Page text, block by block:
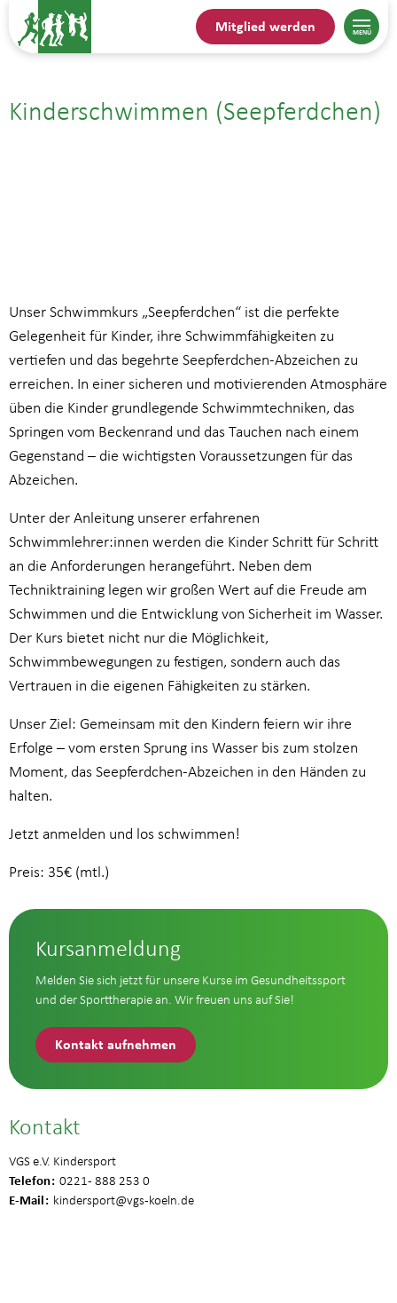
Mitglied werden
Kinderschwimmen (Seepferdchen)
Unser Schwimmkurs „Seepferdchen“ ist die perfekte
Gelegenheit für Kinder, ihre Schwimmfähigkeiten zu
vertiefen und das begehrte Seepferdchen-Abzeichen zu
erreichen. In einer sicheren und motivierenden Atmosphäre
üben die Kinder grundlegende Schwimmtechniken, das
Springen vom Beckenrand und das Tauchen nach einem
Gegenstand – die wichtigsten Voraussetzungen für das
Abzeichen.
Unter der Anleitung unserer erfahrenen
Schwimmlehrer:innen werden die Kinder Schritt für Schritt
an die Anforderungen herangeführt. Neben dem
Techniktraining legen wir großen Wert auf die Freude am
Schwimmen und die Entwicklung von Sicherheit im Wasser.
Der Kurs bietet nicht nur die Möglichkeit,
Schwimmbewegungen zu festigen, sondern auch das
Vertrauen in die eigenen Fähigkeiten zu stärken.
Unser Ziel: Gemeinsam mit den Kindern feiern wir ihre
Erfolge – vom ersten Sprung ins Wasser bis zum stolzen
Moment, das Seepferdchen-Abzeichen in den Händen zu
halten.
Jetzt anmelden und los schwimmen!
Preis: 35€ (mtl.)
Kursanmeldung
Melden Sie sich jetzt für unsere Kurse im Gesundheitssport
und der Sporttherapie an. Wir freuen uns auf Sie!
Kontakt aufnehmen
Kontakt
VGS e.V. Kindersport
Telefon 0221 - 888 253 0
E-Mail kindersport@vgs-koeln.de